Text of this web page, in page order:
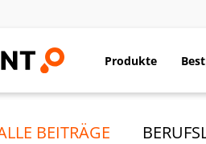
Produkte
BEITRÄGE